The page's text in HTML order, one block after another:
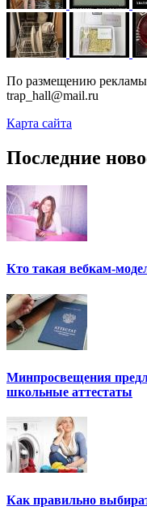
По размещению рекламы
trap_hall@mail.ru
Карта сайта
Последние
Кто такая вебкам-
Минпросвещения
школьные аттестаты
Как правильно